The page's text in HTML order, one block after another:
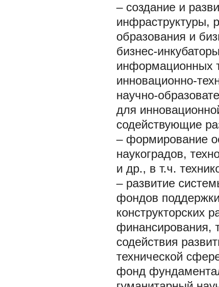
– создание и
инфраструктуры,
образования и
бизнес-
информационных
инновационно-
научно-
для
содействующие
– формирование
наукоградов,
и др., в т.ч.
– развитие
фондов
конструкторских
финансирования,
содействия
технической
фонд